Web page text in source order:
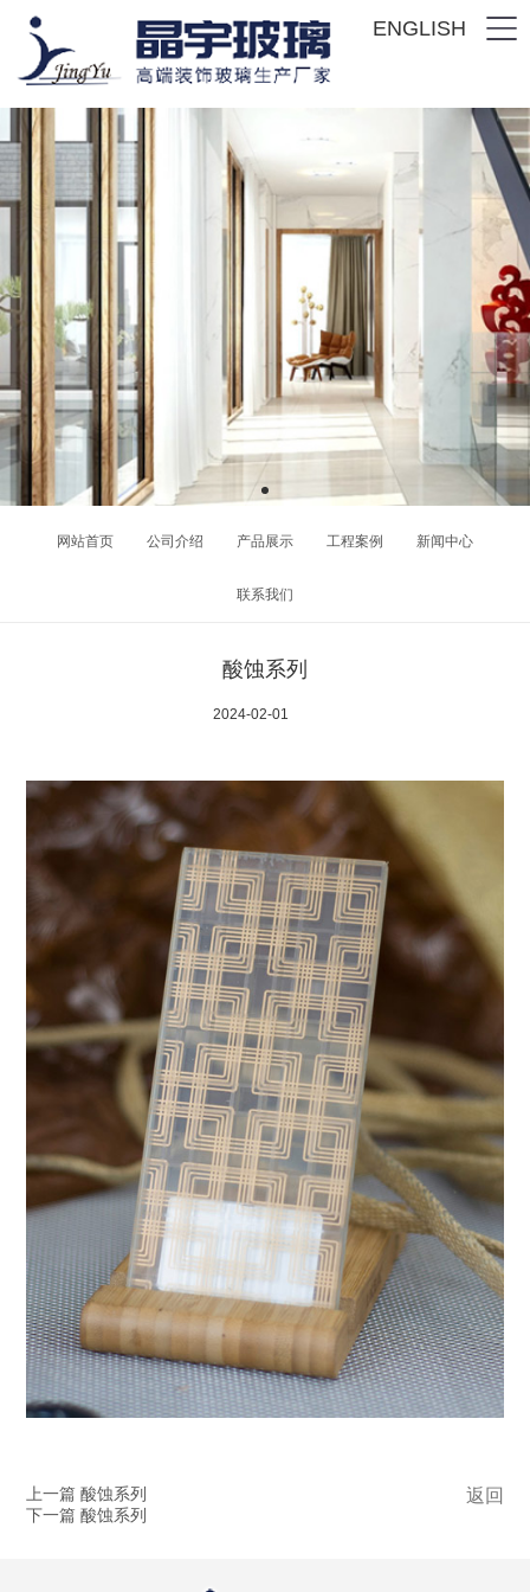
ENGLISH
网站首页 公司介绍 产品展示 工程案例 新闻中心
联系我们
酸蚀系列
2024-02-01
返回
上一篇 酸蚀系列
下一篇 酸蚀系列